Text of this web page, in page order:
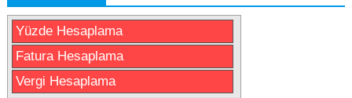
Yüzde Hesaplama
Fatura Hesaplama
Vergi Hesaplama